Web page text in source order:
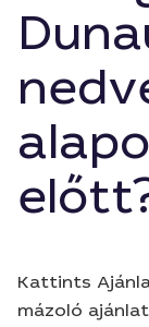
Kattints
mázoló